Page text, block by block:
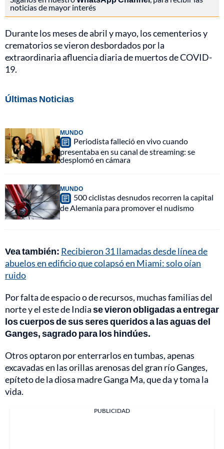
noticias de mayor interés
Durante los meses de abril y mayo, los cementerios y
crematorios se vieron desbordados por la
extraordinaria afluencia diaria de muertos de COVID-
19.
Últimas Noticias
MUNDO
Periodista falleció en vivo cuando
presentaba en su canal de streaming: se
desplomó en cámara
MUNDO
500 ciclistas desnudos recorren la capital
de Alemania para promover el nudismo
Vea también: Recibieron 31 llamadas desde línea de
abuelos en edificio que colapsó en Miami: solo oían
ruido
Por falta de espacio o de recursos, muchas familias del
norte y el este de Indiase vieron obligadas a entregar
los cuerpos de sus seres queridos a las aguas del
Ganges, sagrado para los hindúes.
Otros optaron por enterrarlos en tumbas, apenas
excavadas en las orillas arenosas del gran río Ganges,
epíteto de la diosa madre Ganga Ma, que da y toma la
vida.
PUBLICIDAD